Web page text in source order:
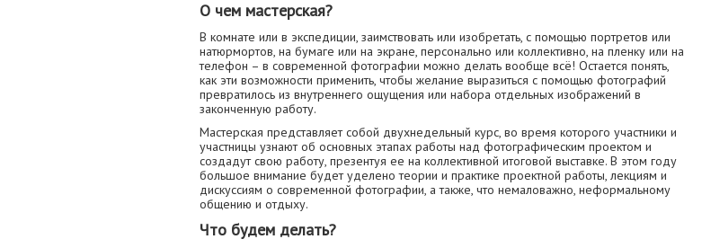
О чем мастерская?
В комнате или в экспедиции, заимствовать или изобретать, с помощью портретов или
натюрмортов, на бумаге или на экране, персонально или коллективно, на пленку или на
телефон – в современной фотографии можно делать вообще всё! Остается понять,
как эти возможности применить, чтобы желание выразиться с помощью фотографий
превратилось из внутреннего ощущения или набора отдельных изображений в
законченную работу.
Мастерская представляет собой двухнедельный курс, во время которого участники и
участницы узнают об основных этапах работы над фотографическим проектом и
создадут свою работу, презентуя ее на коллективной итоговой выставке. В этом году
большое внимание будет уделено теории и практике проектной работы, лекциям и
дискуссиям о современной фотографии, а также, что немаловажно, неформальному
общению и отдыху.
Что будем делать?